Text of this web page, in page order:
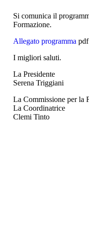
Si comunica il
Formazione.
Allegato programma pdf
I migliori saluti.
La Presidente
Serena Triggiani
La Commissione per la
La Coordinatrice
Clemi Tinto